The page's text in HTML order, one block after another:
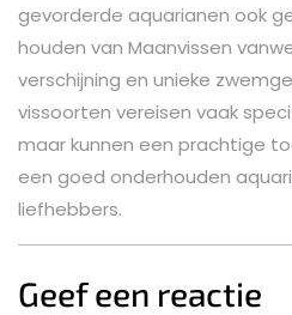
gevorderde aquarianen ook
houden van Maanvissen
verschijning en unieke
vissoorten vereisen vaak
maar kunnen een prachtige
een goed onderhouden
liefhebbers.
Geef een reactie